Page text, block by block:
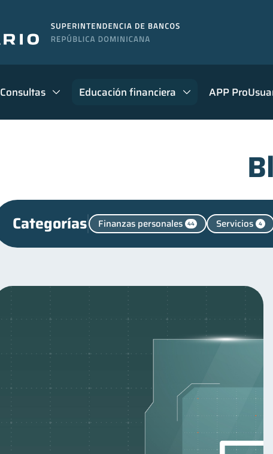
Consultas Educación financiera APP
Categorías Finanzas personales 44 Servicios 4
Deudas Entidad financiera 8 Préstamos
Historial crediticio 6 Ciberseguridad Derechos
Cuenta Abandonada Inversiones 2 Cuenta Inactiva
Educación Financiera Fraudes
ahorro